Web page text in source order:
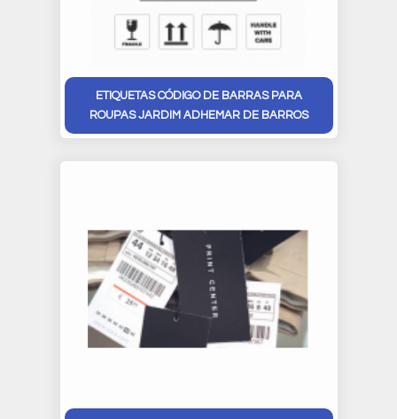
ETIQUETAS CÓDIGO DE BARRAS PARA
ROUPAS JARDIM ADHEMAR DE BARROS